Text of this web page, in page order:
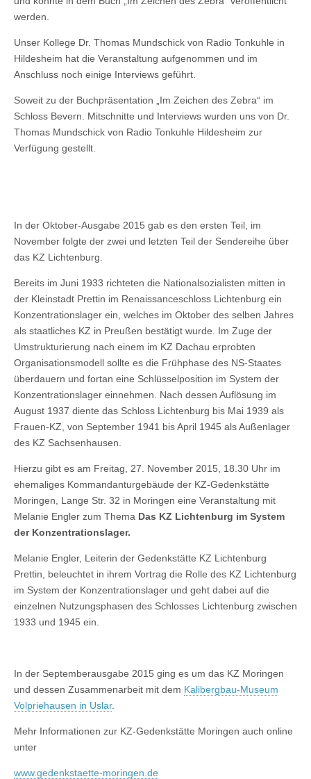
werden.
Unser Kollege Dr. Thomas Mundschick von Radio Tonkuhle in
Hildesheim hat die Veranstaltung aufgenommen und im
Anschluss noch einige Interviews geführt.
Soweit zu der Buchpräsentation „Im Zeichen des Zebra“ im
Schloss Bevern. Mitschnitte und Interviews wurden uns von Dr.
Thomas Mundschick von Radio Tonkuhle Hildesheim zur
Verfügung gestellt.
In der Oktober-Ausgabe 2015 gab es den ersten Teil, im
November folgte der zwei und letzten Teil der Sendereihe über
das KZ Lichtenburg.
Bereits im Juni 1933 richteten die Nationalsozialisten mitten in
der Kleinstadt Prettin im Renaissanceschloss Lichtenburg ein
Konzentrationslager ein, welches im Oktober des selben Jahres
als staatliches KZ in Preußen bestätigt wurde. Im Zuge der
Umstrukturierung nach einem im KZ Dachau erprobten
Organisationsmodell sollte es die Frühphase des NS-Staates
überdauern und fortan eine Schlüsselposition im System der
Konzentrationslager einnehmen. Nach dessen Auflösung im
August 1937 diente das Schloss Lichtenburg bis Mai 1939 als
Frauen-KZ, von September 1941 bis April 1945 als Außenlager
des KZ Sachsenhausen.
Hierzu gibt es am Freitag, 27. November 2015, 18.30 Uhr im
ehemaliges Kommandanturgebäude der KZ-Gedenkstätte
Moringen, Lange Str. 32 in Moringen eine Veranstaltung mit
Melanie Engler zum Thema Das KZ Lichtenburg im System
der Konzentrationslager.
Melanie Engler, Leiterin der Gedenkstätte KZ Lichtenburg
Prettin, beleuchtet in ihrem Vortrag die Rolle des KZ Lichtenburg
im System der Konzentrationslager und geht dabei auf die
einzelnen Nutzungsphasen des Schlosses Lichtenburg zwischen
1933 und 1945 ein.
In der Septemberausgabe 2015 ging es um das KZ Moringen
und dessen Zusammenarbeit mit dem Kalibergbau-Museum
Volpriehausen in Uslar.
Mehr Informationen zur KZ-Gedenkstätte Moringen auch online
unter
www.gedenkstaette-moringen.de